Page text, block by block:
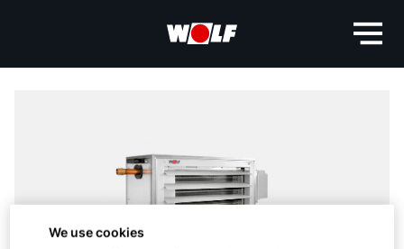
We use cookies